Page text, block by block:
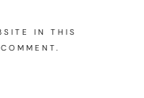
IN THIS